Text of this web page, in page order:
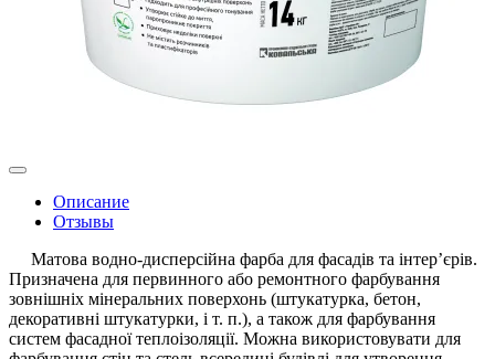
Описание
Отзывы
Матова водно-дисперсійна фарба для фасадів та інтер’єрів.
Призначена для первинного або ремонтного фарбування
зовнішніх мінеральних поверхонь (штукатурка, бетон,
декоративні штукатурки, і т. п.), а також для фарбування
систем фасадної теплоізоляції. Можна використовувати для